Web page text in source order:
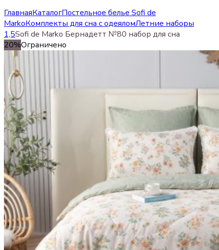
ГлавнаяКаталогПостельное белье Sofi de
MarkoКомплекты для сна с одеяломЛетние наборы
1,5Sofi de Marko Бернадетт №80 набор для сна
20%Ограничено